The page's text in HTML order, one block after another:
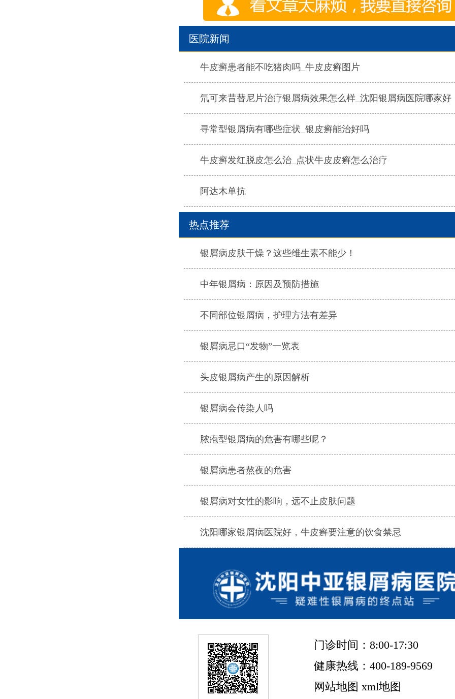
医院新闻
牛皮癣患者能不吃猪肉吗_牛皮皮癣图片
氘可来昔替尼片治疗银屑病效果怎么样_沈阳银屑病医院哪家好
寻常型银屑病有哪些症状_银皮癣能治好吗
牛皮癣发红脱皮怎么治_点状牛皮皮癣怎么治疗
阿达木单抗
热点推荐
银屑病皮肤干燥？这些维生素不能少！
中年银屑病：原因及预防措施
不同部位银屑病，护理方法有差异
银屑病忌口“发物”一览表
头皮银屑病产生的原因解析
银屑病会传染人吗
脓疱型银屑病的危害有哪些呢？
银屑病患者熬夜的危害
银屑病对女性的影响，远不止皮肤问题
沈阳哪家银屑病医院好，牛皮癣要注意的饮食禁忌
门诊时间：8:00-17:30
健康热线：400-189-9569
网站地图 xml地图